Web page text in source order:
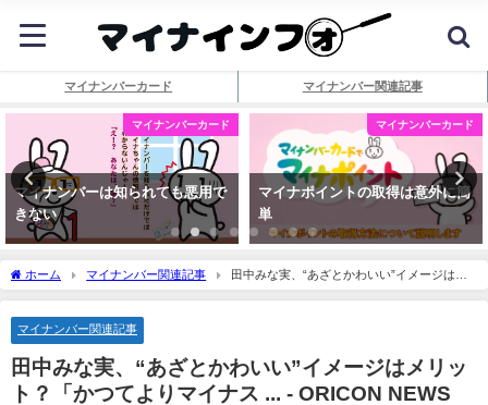
マイナンバーカード マイナンバー関連記事
マイナンバーカード
マイナンバーは知られても悪用で
きない
マイナンバーカード
マイナポイントの取得は意外に簡
単
ホーム マイナンバー関連記事
田中みな実、“あざとかわいい”イメージはメ
リット？「かつてよりマイナス ... - ORICON NEWS
マイナンバー関連記事
田中みな実、“あざとかわいい”イメージはメリッ
ト？「かつてよりマイナス ... - ORICON NEWS